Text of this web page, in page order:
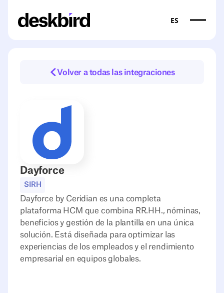
ES
Volver a todas las integraciones
Dayforce
SIRH
Dayforce by Ceridian es una completa
plataforma HCM que combina RR.HH., nóminas,
beneficios y gestión de la plantilla en una única
solución. Está diseñada para optimizar las
experiencias de los empleados y el rendimiento
empresarial en equipos globales.